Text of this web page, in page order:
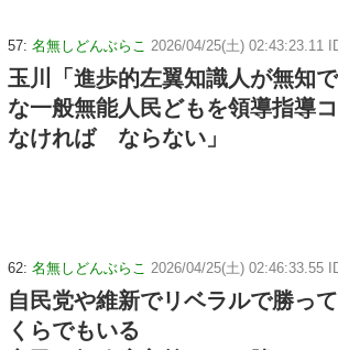
57: 名無しどんぶらこ 2026/04/25(土) 02:43:23.11
玉川「進歩的左翼知識人が無知
な一般無能人民どもを領導指導
なければ ならない」
62: 名無しどんぶらこ 2026/04/25(土) 02:46:33.55
自民党や維新でリベラルで勝っ
くらでもいる